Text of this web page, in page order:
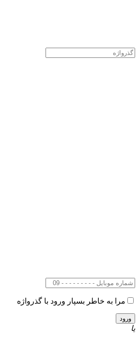
مرا به خاطر بسپار ورود با گذرواژه
یا